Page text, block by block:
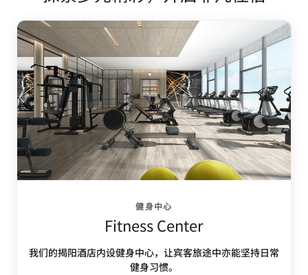
健身中心
Fitness Center
我们的揭阳酒店内设健身中心，让宾客旅途中亦能坚持日常
健身习惯。